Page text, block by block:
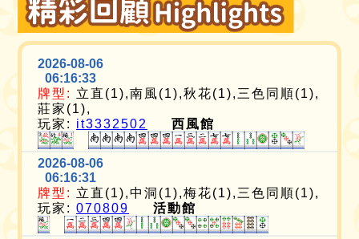
2026-08-06
06:16:33
牌型: 立直(1),南風(1),秋花(1),三色同順(1),
莊家(1),
玩家: it3332502 西風館
2026-08-06
06:16:31
牌型: 立直(1),中洞(1),梅花(1),三色同順(1),
玩家:070809 活動館